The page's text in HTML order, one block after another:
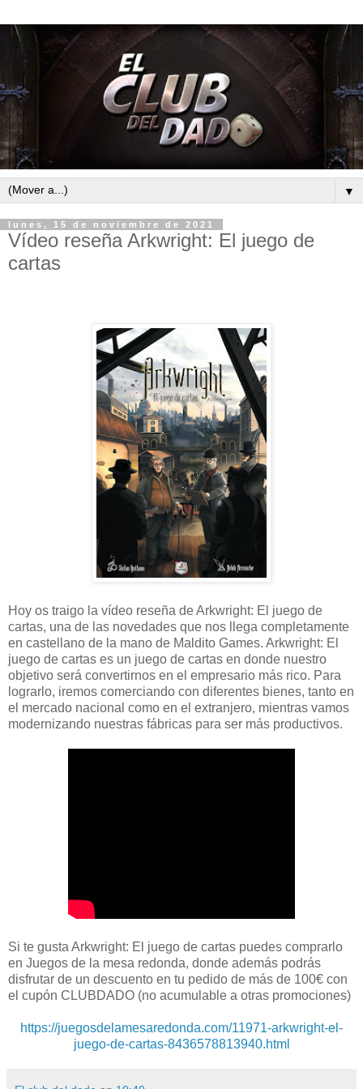
▼
lunes, 15 de noviembre de 2021
Vídeo reseña Arkwright: El juego de
cartas
Hoy os traigo la vídeo reseña de Arkwright: El juego de
cartas, una de las novedades que nos llega completamente
en castellano de la mano de Maldito Games. Arkwright: El
juego de cartas es un juego de cartas en donde nuestro
objetivo será convertirnos en el empresario más rico. Para
lograrlo, iremos comerciando con diferentes bienes, tanto en
el mercado nacional como en el extranjero, mientras vamos
modernizando nuestras fábricas para ser más productivos.
Si te gusta Arkwright: El juego de cartas puedes comprarlo
en Juegos de la mesa redonda, donde además podrás
disfrutar de un descuento en tu pedido de más de 100€ con
el cupón CLUBDADO (no acumulable a otras promociones)
https://juegosdelamesaredonda.com/11971-arkwright-el-
juego-de-cartas-8436578813940.html